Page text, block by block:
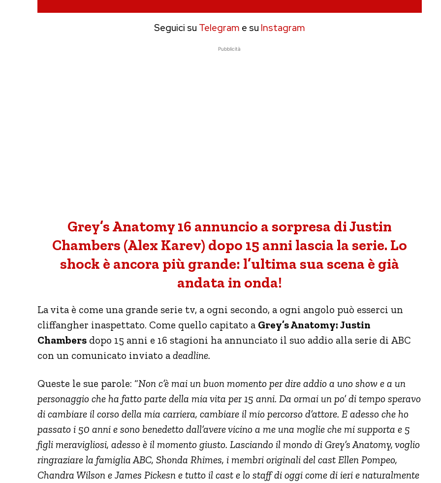
Seguici su Telegram e su Instagram
Pubblicità
Grey’s Anatomy 16 annuncio a sorpresa di Justin
Chambers (Alex Karev) dopo 15 anni lascia la serie. Lo
shock è ancora più grande: l’ultima sua scena è già
andata in onda!
La vita è come una grande serie tv, a ogni secondo, a ogni angolo può esserci un
cliffangher inaspettato. Come quello capitato a Grey’s Anatomy: Justin
Chambers dopo 15 anni e 16 stagioni ha annunciato il suo addio alla serie di ABC
con un comunicato inviato a deadline.
Queste le sue parole: “Non c’è mai un buon momento per dire addio a uno show e a un
personaggio che ha fatto parte della mia vita per 15 anni. Da ormai un po’ di tempo speravo
di cambiare il corso della mia carriera, cambiare il mio percorso d’attore. E adesso che ho
passato i 50 anni e sono benedetto dall’avere vicino a me una moglie che mi supporta e 5
figli meravigliosi, adesso è il momento giusto. Lasciando il mondo di Grey’s Anatomy, voglio
ringraziare la famiglia ABC, Shonda Rhimes, i membri originali del cast Ellen Pompeo,
Chandra Wilson e James Pickesn e tutto il cast e lo staff di oggi come di ieri e naturalmente